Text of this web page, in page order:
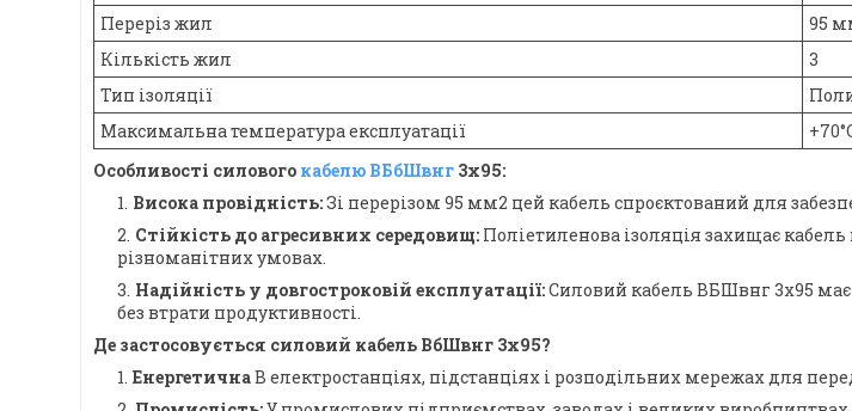
Переріз жил
95
Кількість жил
3
Тип ізоляції
Максимальна температура експлуатації
Особливості силового кабелю ВБбШвнг 3х95:
Висока провідність:Зі перерізом 95 мм2 цей кабель спроєктований для
Стійкість до агресивних середовищ: Поліетиленова ізоляція захищає
різноманітних умовах.
Надійність у довгостроковій експлуатації:Силовий кабель ВБШвнг 3х95 має
без втрати продуктивності.
Де застосовується силовий кабель ВбШвнг 3х95?
ЕнергетичнаВ електростанціях, підстанціях і розподільних мережах для